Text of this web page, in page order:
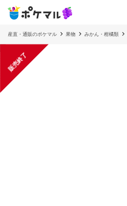
産直・通販のポケマル 果物 みかん・柑橘類
販売終了